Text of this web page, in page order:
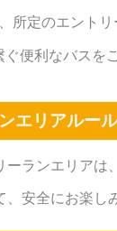
所定のエント
便利なバスを
エリアルール
ランエリアは
安全にお楽し